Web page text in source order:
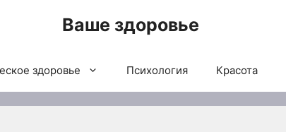
Ваше здоровье
здоровье Психология Красота